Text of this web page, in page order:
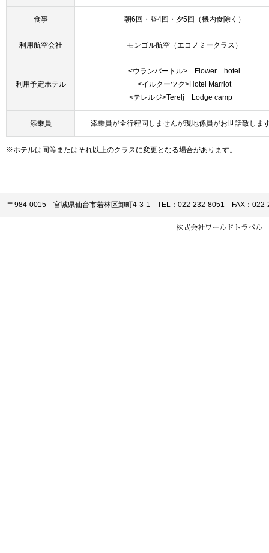
食事 朝6回・昼4回・夕5回（機内食除く）
利用航空会社 モンゴル航空（エコノミークラス）
利用予定ホテル
<ウランバートル> Flower hotel
<イルクーツク>Hotel Marriot
<テレルジ>Terelj Lodge camp
添乗員 添乗員が全行程同しませんが現地係員がお世話致しま
※ホテルは同等またはそれ以上のクラスに変更となる場合があります。
〒984-0015 宮城県仙台市若林区卸町4-3-1 TEL：022-232-8051 FAX：022-